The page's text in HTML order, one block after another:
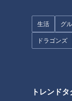
生活 グ
ドラゴンズ
トレンドタ
作り方【キユーピ